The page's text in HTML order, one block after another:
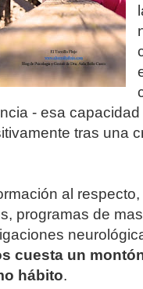
- esa
tras una
al
programas de
cuesta un
hábito.